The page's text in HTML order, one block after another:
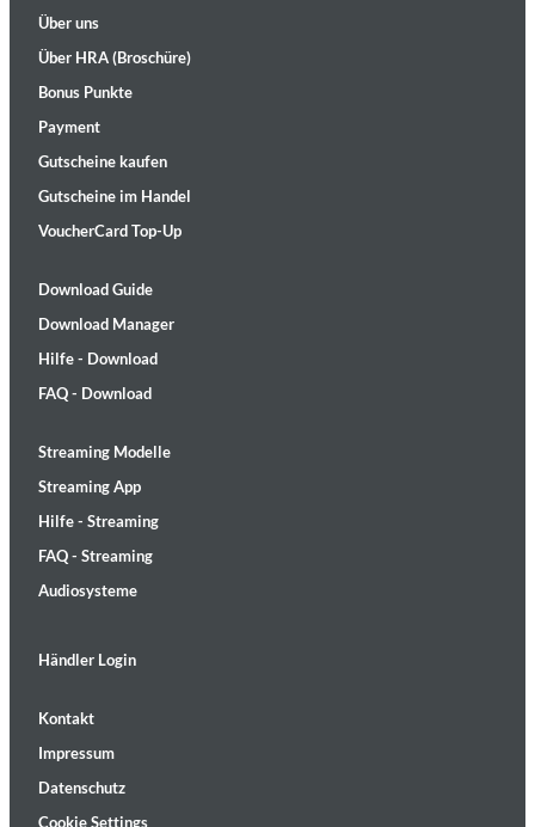
Über uns
Über HRA (Broschüre)
Bonus Punkte
Payment
Gutscheine kaufen
Gutscheine im Handel
VoucherCard Top-Up
Download Guide
Download Manager
Hilfe - Download
FAQ - Download
Streaming Modelle
Streaming App
Hilfe - Streaming
FAQ - Streaming
Audiosysteme
Händler Login
Kontakt
Impressum
Datenschutz
Cookie Settings